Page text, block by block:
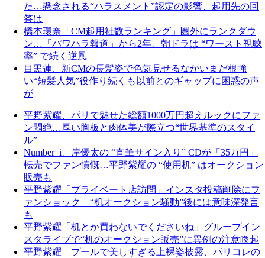
た…懸念される“ハラスメント”認定の影響、起用先の回
答は
橋本環奈「CM起用社数ランキング」圏外にランクダウ
ン…「パワハラ報道」から2年、朝ドラは “ワースト視聴
率” で続く逆風
目黒蓮、新CMの長髪姿で色気見せるなかいまだ根強
い“短髪人気”役作り続くも以前とのギャップに困惑の声
が
平野紫耀、パリで魅せた総額1000万円超えルックにファ
ン悶絶…厚い胸板と肉体美が際立つ“世界基準のスタイ
ル”
Number_i、岸優太の “直筆サイン入り” CDが「35万円」
転売でファン憤慨…平野紫耀の “使用机” はオークション
販売も
平野紫耀「プライベート店訪問」インスタ投稿削除にフ
ァンショック “机オークション騒動”後には意味深発言
も
平野紫耀「机とか買わないでくださいね」グループイン
スタライブで“机のオークション販売”に異例の注意喚起
平野紫耀 プールで美しすぎる上裸姿披露、パリコレの